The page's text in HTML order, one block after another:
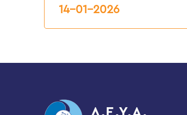
14-01-2026